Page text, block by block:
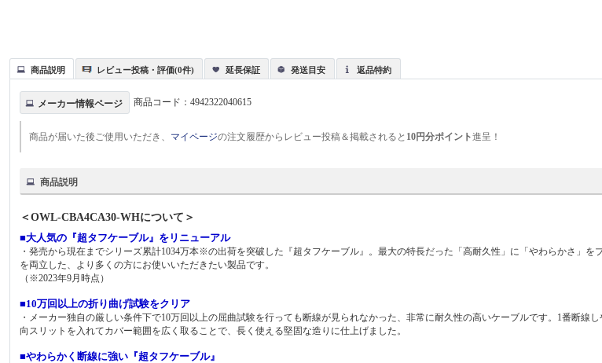
商品説明 レビュー投稿・評価(0件) 延長保証 発送目安 返品特約
メーカー情報ページ 商品コード：4942322040615
商品が届いた後ご使用いただき、 マイページの注文履歴からレビュー投稿＆掲載されると 10円分ポイント進呈！
商品説明
＜OWL-CBA4CA30-WHについて＞
■大人気の『超タフケーブル』をリニューアル
・発売から現在までシリーズ累計1034万本※の出荷を突破した『超タフケーブル』。最大の特長だった「高耐久性」に「やわらかさ」を
を両立した、より多くの方にお使いいただきたい製品です。
（※2023年9月時点）
■10万回以上の折り曲げ試験をクリア
・メーカー独自の厳しい条件下で10万回以上の屈曲試験を行っても断線が見られなかった、非常に耐久性の高いケーブルです。1番断線
向スリットを入れてカバー範囲を広く取ることで、長く使える堅固な造りに仕上げました。
■やわらかく断線に強い『超タフケーブル』